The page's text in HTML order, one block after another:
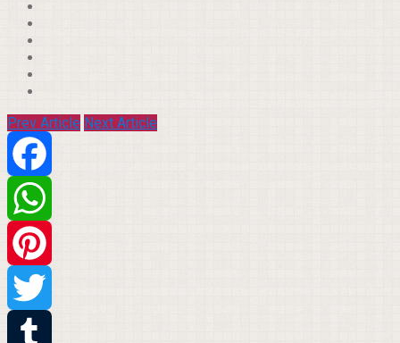
Prev Article Next Article
Facebook
WhatsApp
Pinterest
Twitter